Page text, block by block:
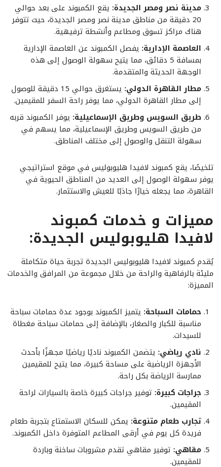
مدينة نصر ومصر الجديدة: يقع الكمبوند على بعد حوالي
20 دقيقة من مناطق مدينة نصر ومصر الجديدة، حيث تتوفر
هناك مراكز تسوق ومطاعم وأنشطة ترفيهية.
العاصمة الإدارية: يفصل الكمبوند عن العاصمة الإدارية
بمسافة 5 دقائق، مما يتيح سهولة الوصول إلى هذه
الوجهة الحديثة والمتقدمة.
مطار القاهرة الدولي:
يستغرق حوالي 15 دقيقة للوصول
إلى مطار القاهرة الدولي، مما يوفر راحة السفر للمقيمين.
طريق السويس وطريق الإسماعيلية: يوفر الكمبوند قربه
من طريق السويس وطريق الإسماعيلية، مما يسهم في
سهولة التنقل والوصول إلى مختلف المناطق.
تلخيصًا، يقع كمبوند لافيدا هليوبوليس في موقع استراتيجي
يوفر سهولة الوصول إلى العديد من المناطق الحيوية في
القاهرة، مما يجعله خيارًا جاذبًا للعيش والاستثمار.
مميزات و خدمات كمبوند
لافيدا هليوبوليس الجديدة:
يُقدم كمبوند لافيدا هليوبوليس الجديدة تجربة حياة متكاملة
مليئة بالرفاهية والراحة من خلال مجموعة من المرافق والخدمات
المميزة:
حمامات السباحة: يتميز الكمبوند بوجود عدة حمامات سباحة
مناسبة للكبار والصغار، بالإضافة إلى حمامات سباحة مغطاة
للسيدات.
نادي رياضي: يتضمن الكمبوند ناديًا رياضيًا مجهزًا بأحدث
الأجهزة الرياضية على مساحة كبيرة، مما يتيح للمقيمين
ممارسة الرياضة بكل راحة.
جراجات كبيرة: توفير جراجات كبيرة خاصة بالسيارات لراحة
المقيمين.
تجارب طعام متنوعة: يمكن للسكان الاستمتاع بتجربة طعام
فريدة كل يوم في أرقى المطاعم المتوفرة داخل الكمبوند.
مقاهي: توفير مقاهي تقدم مشروبات ساخنة وباردة
للمقيمين.